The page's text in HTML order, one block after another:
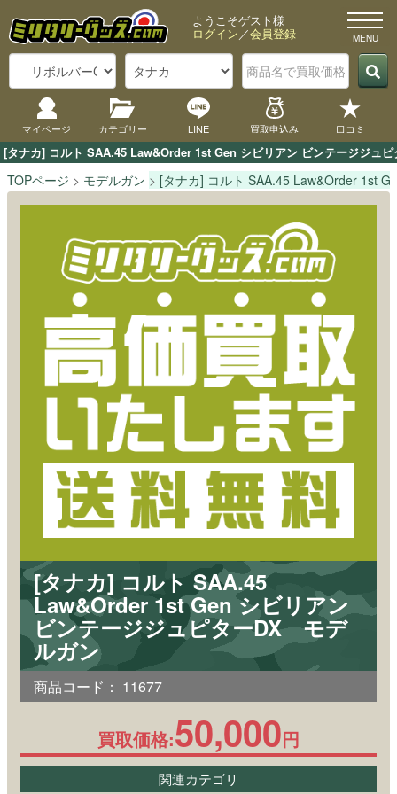
[タナカ] コルト SAA.45 Law&Order 1st Gen シビリアン ビンテージジュ
ようこそゲスト様
ログイン／会員登録
マイページ カテゴリー LINE 買取申込み 口コミ
TOPページ モデルガン [タナカ] コルト SAA.45 Law&Order 1st
[タナカ] コルト SAA.45
Law&Order 1st Gen シビリアン
ビンテージジュピターDX モデ
ルガン
商品コード： 11677
買取価格:50,000円
関連カテゴリ